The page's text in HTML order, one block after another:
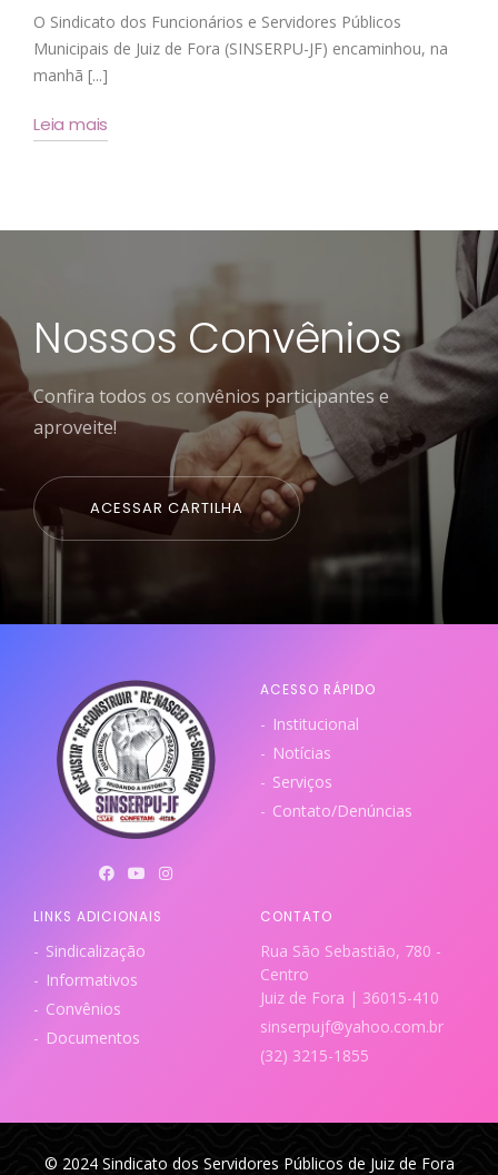
O Sindicato dos Funcionários e Servidores Públicos
Municipais de Juiz de Fora (SINSERPU-JF) encaminhou, na
manhã [...]
Leia mais
Nossos Convênios
Confira todos os convênios participantes e
aproveite!
ACESSAR CARTILHA
ACESSO RÁPIDO
Institucional
Notícias
Serviços
Contato/Denúncias
LINKS ADICIONAIS
Sindicalização
Informativos
Convênios
Documentos
CONTATO
Rua São Sebastião, 780 -
Centro
Juiz de Fora | 36015-410
sinserpujf@yahoo.com.br
(32) 3215-1855
© 2024 Sindicato dos Servidores Públicos de Juiz de Fora